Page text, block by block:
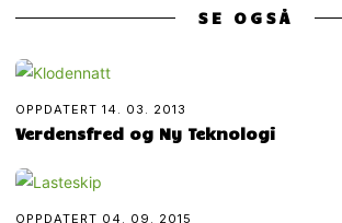
SE OGSÅ
OPPDATERT14. 03. 2013
Verdensfred og Ny Teknologi
OPPDATERT 04. 09. 2015